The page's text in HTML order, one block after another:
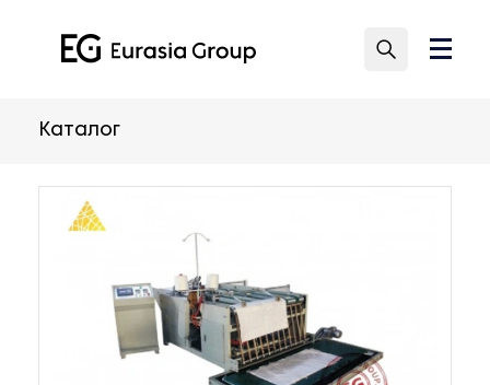
Каталог